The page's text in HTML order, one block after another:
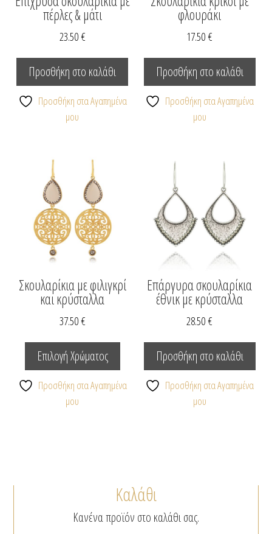
πέρλες & μάτι
23.50€
Προσθήκη στο καλάθι
Προσθήκη στα Αγαπημένα
μου
φλουράκι
17.50€
Προσθήκη στο καλάθι
Προσθήκη στα Αγαπημένα
μου
Σκουλαρίκια με φιλιγκρί
και κρύσταλλα
37.50€
Επιλογή Χρώματος
προϊόν
έχει
επιλεγούν
στη
σελίδα
Προσθήκη στα Αγαπημένα
μου
Επάργυρα σκουλαρίκια
έθνικ με κρύσταλλα
28.50€
Προσθήκη στο καλάθι
Προσθήκη στα Αγαπημένα
μου
Καλάθι
Κανένα προϊόν στο καλάθι σας.